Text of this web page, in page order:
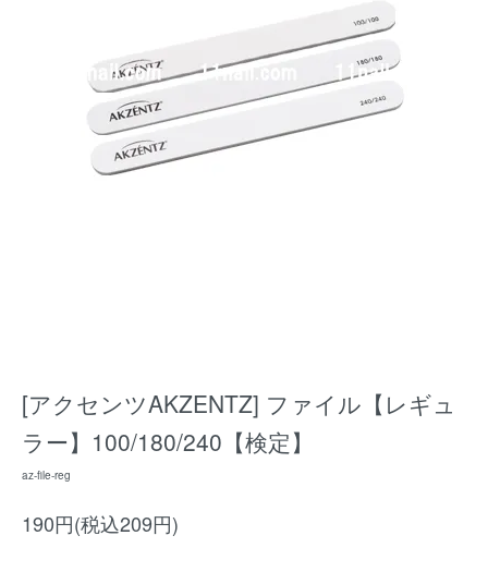
[アクセンツAKZENTZ] ファイル【レギュ
ラー】100/180/240【検定】
az-file-reg
190円(税込209円)